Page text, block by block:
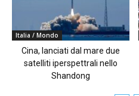
Italia / Mondo
Cina, lanciati dal mare due
satelliti iperspettrali nello
Shandong